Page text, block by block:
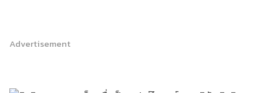
Advertisement